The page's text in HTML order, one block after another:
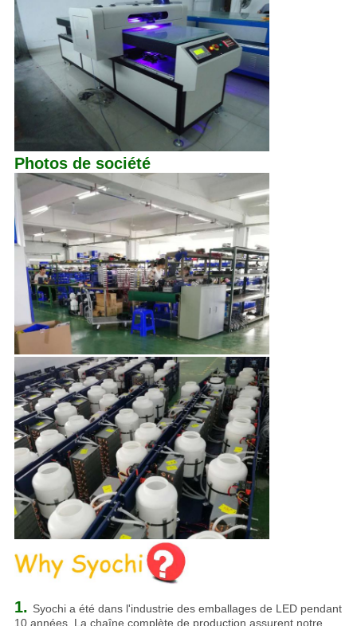
Photos de société
1. Syochi a été dans l'industrie des emballages de LED pendant
10 années. La chaîne complète de production assurent notre